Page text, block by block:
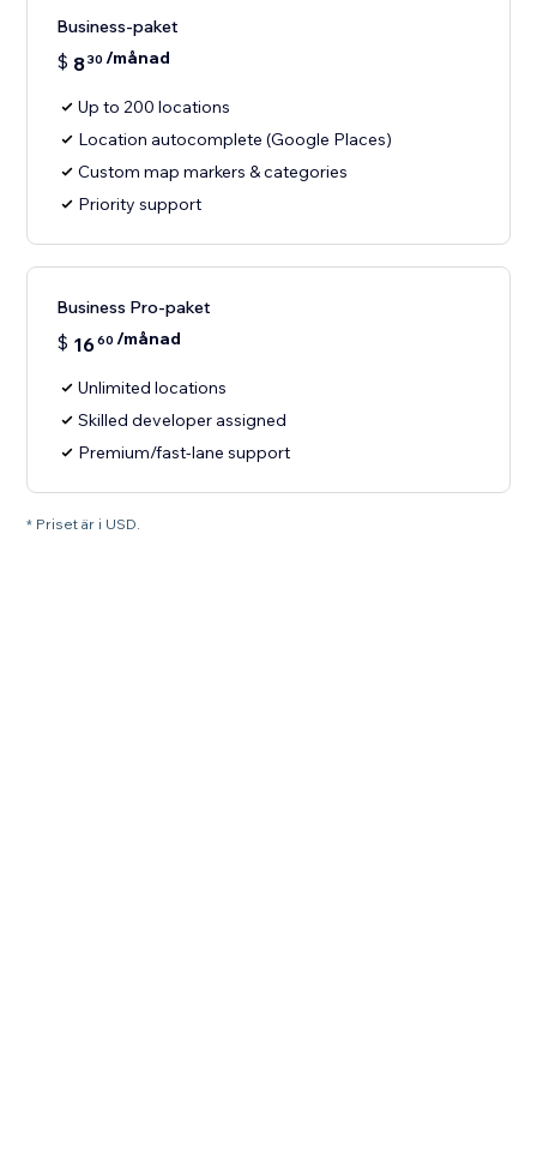
Business-paket
$ 830 /månad
Up to 200 locations
Location autocomplete (Google Places)
Custom map markers & categories
Priority support
Business Pro-paket
$ 1660 /månad
Unlimited locations
Skilled developer assigned
Premium/fast-lane support
* Priset är i USD.